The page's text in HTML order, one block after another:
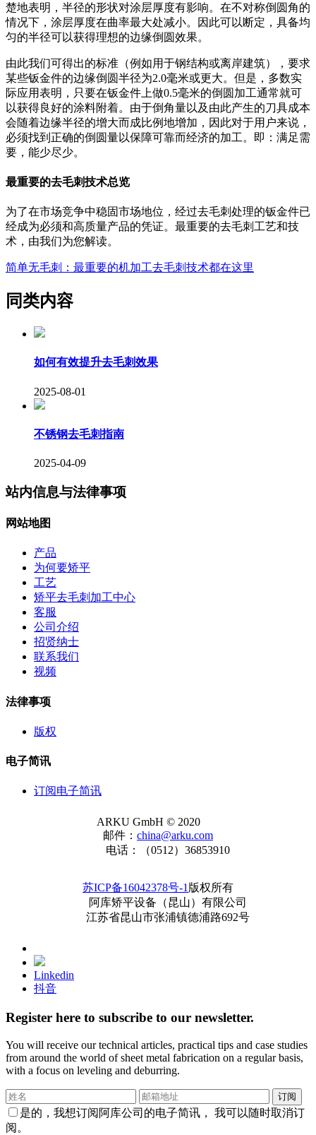
楚地表明，半径的形状对涂层厚度有影响。在不对称倒圆角的
情况下，涂层厚度在曲率最大处减小。因此可以断定，具备均
匀的半径可以获得理想的边缘倒圆效果。
由此我们可得出的标准（例如用于钢结构或离岸建筑），要求
某些钣金件的边缘倒圆半径为2.0毫米或更大。但是，多数实
际应用表明，只要在钣金件上做0.5毫米的倒圆加工通常就可
以获得良好的涂料附着。由于倒角量以及由此产生的刀具成本
会随着边缘半径的增大而成比例地增加，因此对于用户来说，
必须找到正确的倒圆量以保障可靠而经济的加工。即：满足需
要，能少尽少。
最重要的去毛刺技术总览
为了在市场竞争中稳固市场地位，经过去毛刺处理的钣金件已
经成为必须和高质量产品的凭证。最重要的去毛刺工艺和技
术，由我们为您解读。
简单无毛刺：最重要的机加工去毛刺技术都在这里
同类内容
如何有效提升去毛刺效果
2025-08-01
不锈钢去毛刺指南
2025-04-09
站内信息与法律事项
网站地图
产品
为何要矫平
工艺
矫平去毛刺加工中心
客服
公司介绍
招贤纳士
联系我们
视频
法律事项
版权
电子简讯
订阅电子简讯
ARKU GmbH © 2020
邮件： china@arku.com
电话：（0512）36853910
苏ICP备16042378号-1版权所有
阿库矫平设备（昆山）有限公司
江苏省昆山市张浦镇德浦路692号
Linkedin
抖音
Register here to subscribe to our newsletter.
You will receive our ​technical articles, practical tips and case studies
from around the world ​of sheet metal ​fabrication on a regular basis,
with a ​focus on leveling and deburring.
订阅
是的，我想订阅阿库公司的电子简讯， 我可以随时取消订
阅。